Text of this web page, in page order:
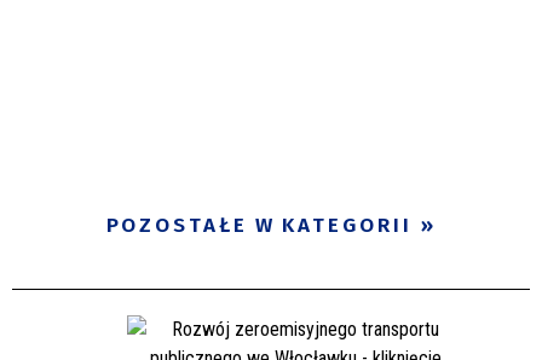
POZOSTAŁE W KATEGORII